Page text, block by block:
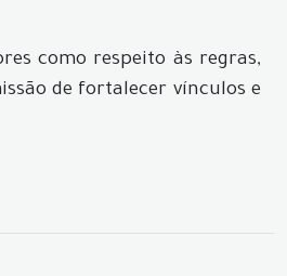
como respeito às regras,
de fortalecer vínculos e